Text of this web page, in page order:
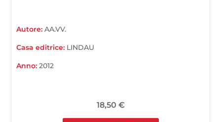
Autore:AA.VV.
Casa editrice: LINDAU
Anno:2012
18,50 €